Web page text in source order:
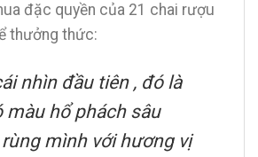
đặc quyền của 21 chai rượu
thưởng thức:
nhìn đầu tiên , đó là
màu hổ phách sâu
rùng mình với hương vị